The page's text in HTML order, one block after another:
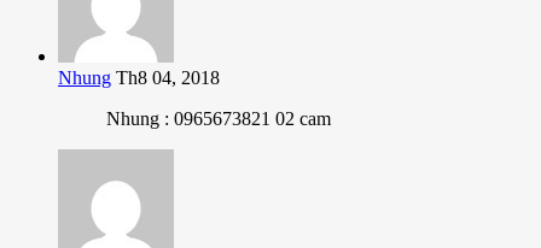
Nhung Th8 04, 2018
Nhung : 0965673821 02 cam